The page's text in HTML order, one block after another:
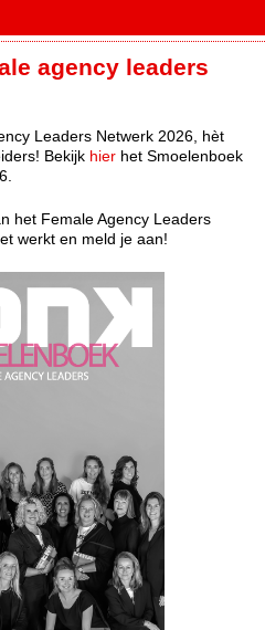
agency leaders
Leaders Netwerk 2026, hèt
Bekijk hier het Smoelenboek
het Female Agency Leaders
werkt en meld je aan!